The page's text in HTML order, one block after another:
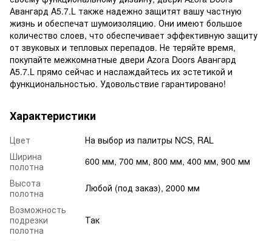
Авангард A5.7.L также надежно защитят вашу частную
жизнь и обеспечат шумоизоляцию. Они имеют большое
количество слоев, что обеспечивает эффективную защиту
от звуковых и тепловых перепадов. Не теряйте время,
покупайте межкомнатные двери Azora Doors Авангард
A5.7.L прямо сейчас и наслаждайтесь их эстетикой и
функциональностью. Удовольствие гарантировано!
Характеристики
Цвет
На выбор из палитры NCS, RAL
Ширина
полотна
600 мм, 700 мм, 800 мм, 400 мм, 900 мм
Высота
полотна
Любой (под заказ), 2000 мм
Возможность
подрезки
полотна
Так